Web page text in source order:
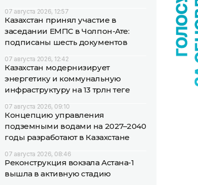
07 августа 2026, 12:57
Казахстан принял участие в
заседании ЕМПС в Чолпон-Ате:
подписаны шесть документов
07 августа 2026, 12:42
Казахстан модернизирует
энергетику и коммунальную
инфраструктуру на 13 трлн теңге
07 августа 2026, 09:10
Концепцию управления
подземными водами на 2027–2040
годы разработают в Казахстане
07 августа 2026, 08:46
Реконструкция вокзала Астана-1
вышла в активную стадию